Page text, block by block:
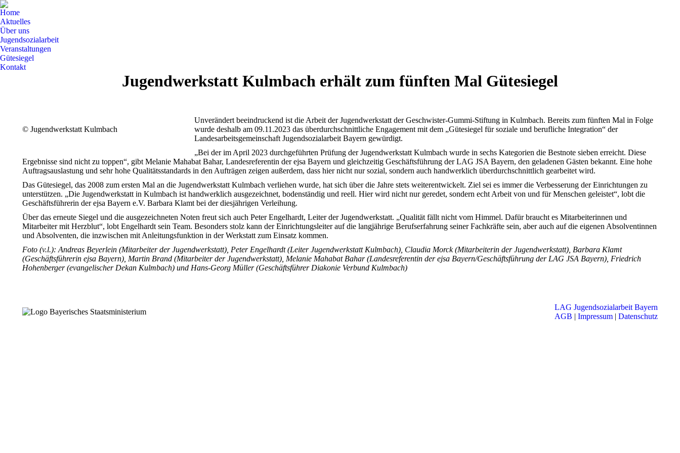
Home
Aktuelles
Über uns
Jugendsozialarbeit
Veranstaltungen
Gütesiegel
Kontakt
Jugendwerkstatt Kulmbach erhält zum fünften Mal Gütesiegel
© Jugendwerkstatt Kulmbach
Unverändert beeindruckend ist die Arbeit der Jugendwerkstatt der Geschwister-Gummi-Stiftung in Kulmbach. Bereits zum fünften Mal in Folge
wurde deshalb am 09.11.2023 das überdurchschnittliche Engagement mit dem „Gütesiegel für soziale und berufliche Integration“ der
Landesarbeitsgemeinschaft Jugendsozialarbeit Bayern gewürdigt.
„Bei der im April 2023 durchgeführten Prüfung der Jugendwerkstatt Kulmbach wurde in sechs Kategorien die Bestnote sieben erreicht. Diese
Ergebnisse sind nicht zu toppen“, gibt Melanie Mahabat Bahar, Landesreferentin der ejsa Bayern und gleichzeitig Geschäftsführung der LAG JSA Bayern, den geladenen Gästen bekannt. Eine hohe
Auftragsauslastung und sehr hohe Qualitätsstandards in den Aufträgen zeigen außerdem, dass hier nicht nur sozial, sondern auch handwerklich überdurchschnittlich gearbeitet wird.
Das Gütesiegel, das 2008 zum ersten Mal an die Jugendwerkstatt Kulmbach verliehen wurde, hat sich über die Jahre stets weiterentwickelt. Ziel sei es immer die Verbesserung der Einrichtungen zu
unterstützen. „Die Jugendwerkstatt in Kulmbach ist handwerklich ausgezeichnet, bodenständig und reell. Hier wird nicht nur geredet, sondern echt Arbeit von und für Menschen geleistet“, lobt die
Geschäftsführerin der ejsa Bayern e.V. Barbara Klamt bei der diesjährigen Verleihung.
Über das erneute Siegel und die ausgezeichneten Noten freut sich auch Peter Engelhardt, Leiter der Jugendwerkstatt. „Qualität fällt nicht vom Himmel. Dafür braucht es Mitarbeiterinnen und
Mitarbeiter mit Herzblut“, lobt Engelhardt sein Team. Besonders stolz kann der Einrichtungsleiter auf die langjährige Berufserfahrung seiner Fachkräfte sein, aber auch auf die eigenen Absolventinnen
und Absolventen, die inzwischen mit Anleitungsfunktion in der Werkstatt zum Einsatz kommen.
Foto (v.l.): Andreas Beyerlein (Mitarbeiter der Jugendwerkstatt), Peter Engelhardt (Leiter Jugendwerkstatt Kulmbach), Claudia Morck (Mitarbeiterin der Jugendwerkstatt), Barbara Klamt
(Geschäftsführerin ejsa Bayern), Martin Brand (Mitarbeiter der Jugendwerkstatt), Melanie Mahabat Bahar (Landesreferentin der ejsa Bayern/Geschäftsführung der LAG JSA Bayern), Friedrich
Hohenberger (evangelischer Dekan Kulmbach) und Hans-Georg Müller (Geschäftsführer Diakonie Verbund Kulmbach)
LAG Jugendsozialarbeit Bayern
AGB | Impressum | Datenschutz